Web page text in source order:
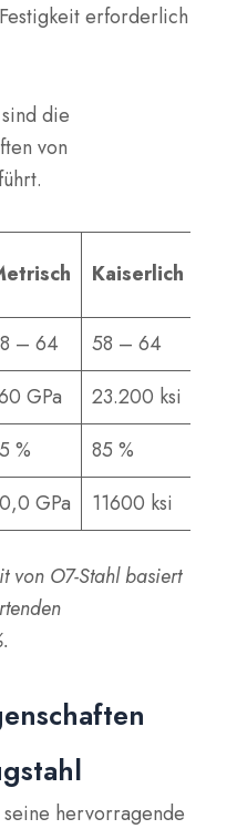
erforderlich
die
von
Kaiserlich
– 64
58 – 64
GPa
23.200 ksi
%
85 %
GPa 11600 ksi
von O7-Stahl basiert
hervorragende